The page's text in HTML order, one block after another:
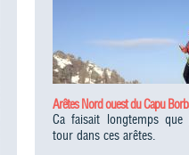
Arêtes Nord ouest du Capu
Ca faisait longtemps
tour dans ces arêtes.